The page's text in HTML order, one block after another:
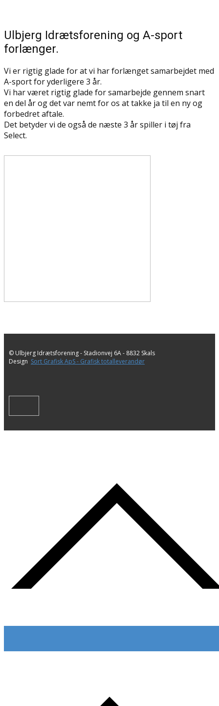
Ulbjerg Idrætsforening og A-sport
forlænger.
Vi er rigtig glade for at vi har forlænget samarbejdet med
A-sport for yderligere 3 år.
Vi har været rigtig glade for samarbejde gennem snart
en del år og det var nemt for os at takke ja til en ny og
forbedret aftale.
Det betyder vi de også de næste 3 år spiller i tøj fra
Select.
© Ulbjerg Idrætsforening - ​Stadionvej 6A - 8832 Skals
Design Sort Grafisk ApS - Grafisk totalleverandør